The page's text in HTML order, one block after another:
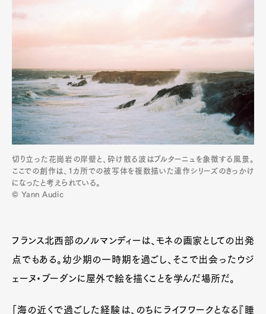
切り立った花崗岩の岸壁と、砕け散る波はブルターニュを象徴する風景。
ここでの創作は、1カ所での被写体を複数描いた連作シリーズのきっかけ
になったと考えられている。
© Yann Audic
フランス北西部のノルマンディーは、モネの画家としての出発
点でもある。幼少期の一時期を過ごし、そこで出会ったウジ
ェーヌ・ブーダンに屋外で絵を描くことを学んだ場所だ。
「海の近くで過ごした経験は、のちにライフワークとなる『睡